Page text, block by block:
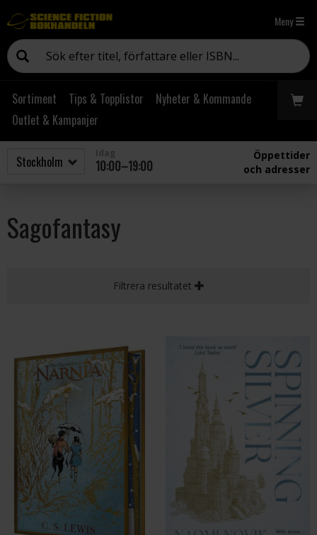
Meny
Sortiment Tips & Topplistor
Nyheter & Kommande
Outlet & Kampanjer
10:00–19:00
Öppettider
och adresser
Sagofantasy
Filtrera resultatet